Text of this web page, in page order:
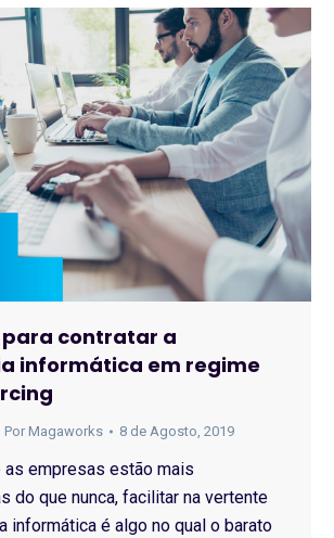
para contratar a
informática em regime
Por Magaworks 8 de Agosto, 2019
as empresas estão mais
do que nunca, facilitar na vertente
informática é algo no qual o barato